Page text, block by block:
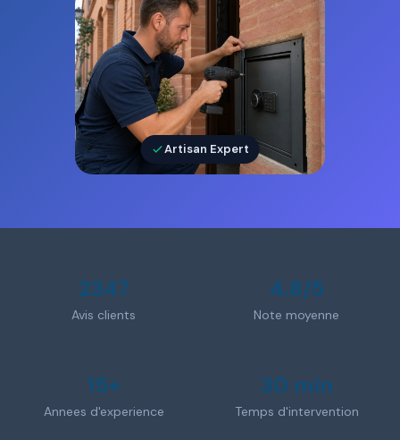
Artisan Expert
2347
Avis clients
4.8/5
Note moyenne
15+
Annees d'experience
30 min
Temps d'intervention